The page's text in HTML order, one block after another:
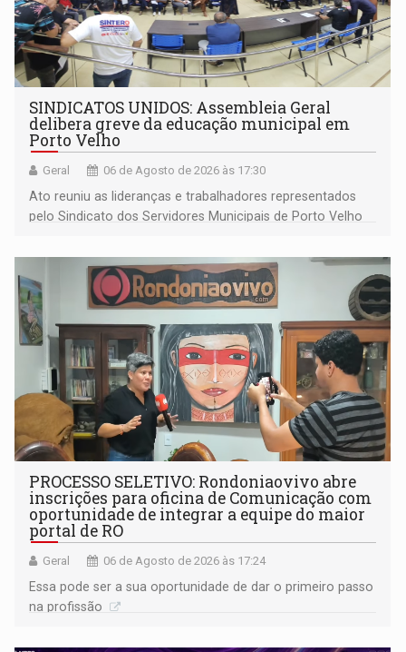
SINDICATOS UNIDOS: Assembleia Geral
delibera greve da educação municipal em
Porto Velho
Geral 06 de Agosto de 2026 às 17:30
Ato reuniu as lideranças e trabalhadores representados
pelo Sindicato dos Servidores Municipais de Porto Velho
PROCESSO SELETIVO: Rondoniaovivo abre
inscrições para oficina de Comunicação com
oportunidade de integrar a equipe do maior
portal de RO
Geral 06 de Agosto de 2026 às 17:24
Essa pode ser a sua oportunidade de dar o primeiro passo
na profissão